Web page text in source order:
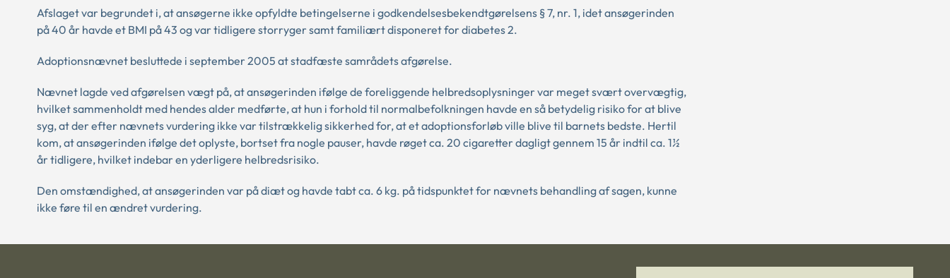
Afslaget var begrundet i, at ansøgerne ikke opfyldte betingelserne i godkendelsesbekendtgørelsens § 7, nr. 1, idet ansøgerinden
på 40 år havde et BMI på 43 og var tidligere storryger samt familiært disponeret for diabetes 2.
Adoptionsnævnet besluttede i september 2005 at stadfæste samrådets afgørelse.
Nævnet lagde ved afgørelsen vægt på, at ansøgerinden ifølge de foreliggende helbredsoplysninger var meget svært overvægtig,
hvilket sammenholdt med hendes alder medførte, at hun i forhold til normalbefolkningen havde en så betydelig risiko for at blive
syg, at der efter nævnets vurdering ikke var tilstrækkelig sikkerhed for, at et adoptionsforløb ville blive til barnets bedste. Hertil
kom, at ansøgerinden ifølge det oplyste, bortset fra nogle pauser, havde røget ca. 20 cigaretter dagligt gennem 15 år indtil ca. 1½
år tidligere, hvilket indebar en yderligere helbredsrisiko.
Den omstændighed, at ansøgerinden var på diæt og havde tabt ca. 6 kg. på tidspunktet for nævnets behandling af sagen, kunne
ikke føre til en ændret vurdering.